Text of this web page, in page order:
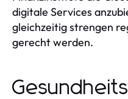
digitale Services
gleichzeitig strengen
gerecht werden.